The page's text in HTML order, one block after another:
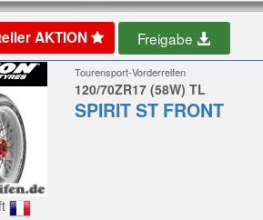
AKTION Freigabe
Tourensport-Vorderreifen
120/70ZR17 (58W) TL
SPIRIT ST FRONT